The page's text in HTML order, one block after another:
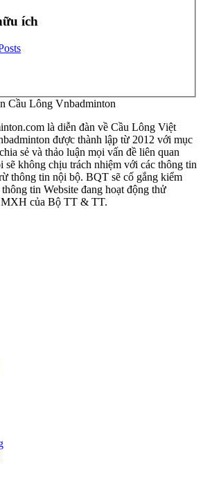
ích
Cầu Lông Vnbadminton
là diễn đàn về Cầu Lông Việt
được thành lập từ 2012 với mục
sẻ và thảo luận mọi vấn đề liên quan
sẽ không chịu trách nhiệm với các thông tin
thông tin nội bộ. BQT sẽ cố gắng kiểm
tin Website đang hoạt động thử
MXH của Bộ TT & TT.